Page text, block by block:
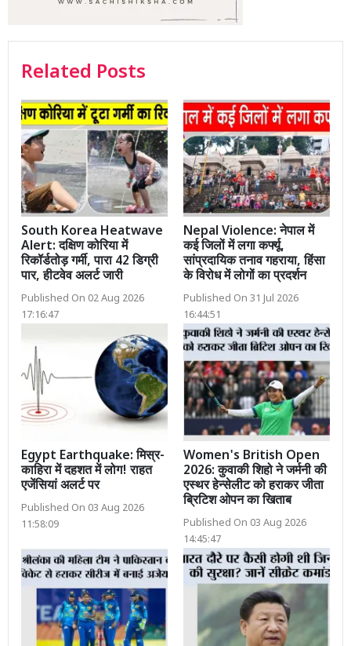
Related Posts
South Korea Heatwave
Alert: दक्षिण कोरिया में
रिकॉर्डतोड़ गर्मी, पारा 42 डिग्री
पार, हीटवेव अलर्ट जारी
Published On 02 Aug 2026
17:16:47
Nepal Violence: नेपाल में
कई जिलों में लगा कर्फ्यू,
सांप्रदायिक तनाव गहराया, हिंसा
के विरोध में लोगों का प्रदर्शन
Published On 31 Jul 2026
16:44:51
Egypt Earthquake: मिस्र-
काहिरा में दहशत में लोग! राहत
एजेंसियां अलर्ट पर
Published On 03 Aug 2026
11:58:09
Women's British Open
2026: कुवाकी शिहो ने जर्मनी की
एस्थर हेन्सेलीट को हराकर जीता
ब्रिटिश ओपन का खिताब
Published On 03 Aug 2026
14:45:47